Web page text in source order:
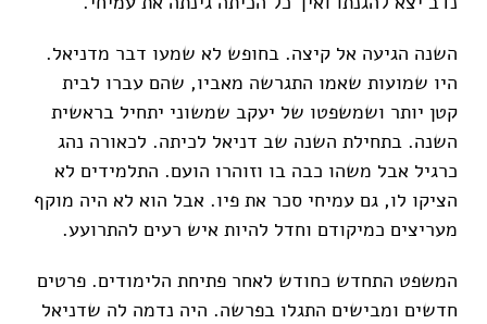
השנה הגיעה אל קיצה. בחופש לא שמעו דבר מדניאל.
היו שמועות שאמו התגרשה מאביו, שהם עברו לבית
קטן יותר ושמשפטו של יעקב שמשוני יתחיל בראשית
השנה. בתחילת השנה שב דניאל לכיתה. לכאורה נהג
כרגיל אבל משהו כבה בו וזוהרו הועם. התלמידים לא
הציקו לו, גם עמיחי סכר את פיו. אבל הוא לא היה מוקף
מעריצים כמיקודם וחדל להיות איש רעים להתרועע.
המשפט התחדש כחודש לאחר פתיחת הלימודים. פרטים
חדשים ומבישים התגלו בפרשה. היה נדמה לה שדניאל